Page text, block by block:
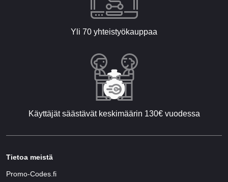
Yli 70 yhteistyökauppaa
Käyttäjät säästävät keskimäärin 130€ vuodessa
Tietoa meistä
Promo-Codes.fi